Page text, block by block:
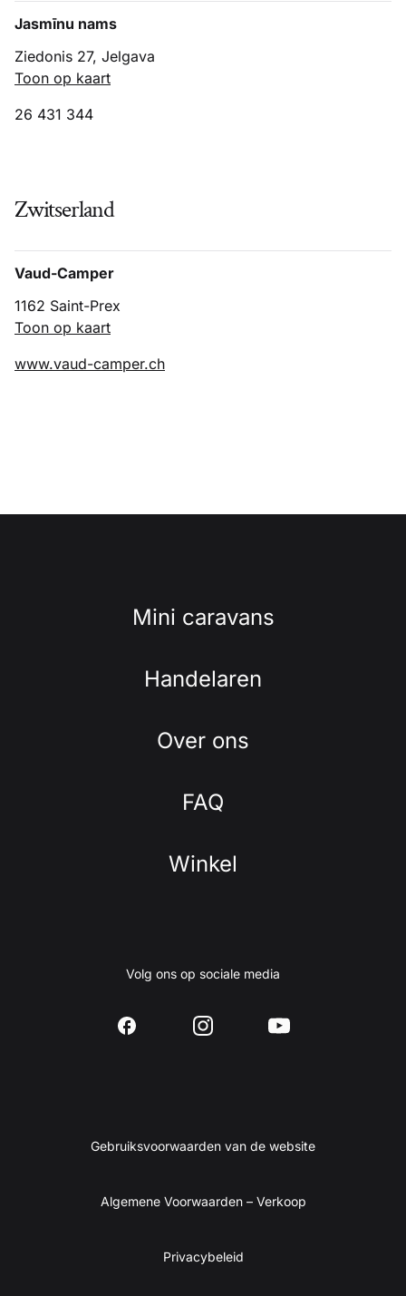
Jasmīnu nams
Ziedonis 27, Jelgava
Toon op kaart
26 431 344
Zwitserland
Vaud-Camper
1162 Saint-Prex
Toon op kaart
www.vaud-camper.ch
Mini caravans
Handelaren
Over ons
FAQ
Winkel
Volg ons op sociale media
Gebruiksvoorwaarden van de website
Algemene Voorwaarden – Verkoop
Privacybeleid